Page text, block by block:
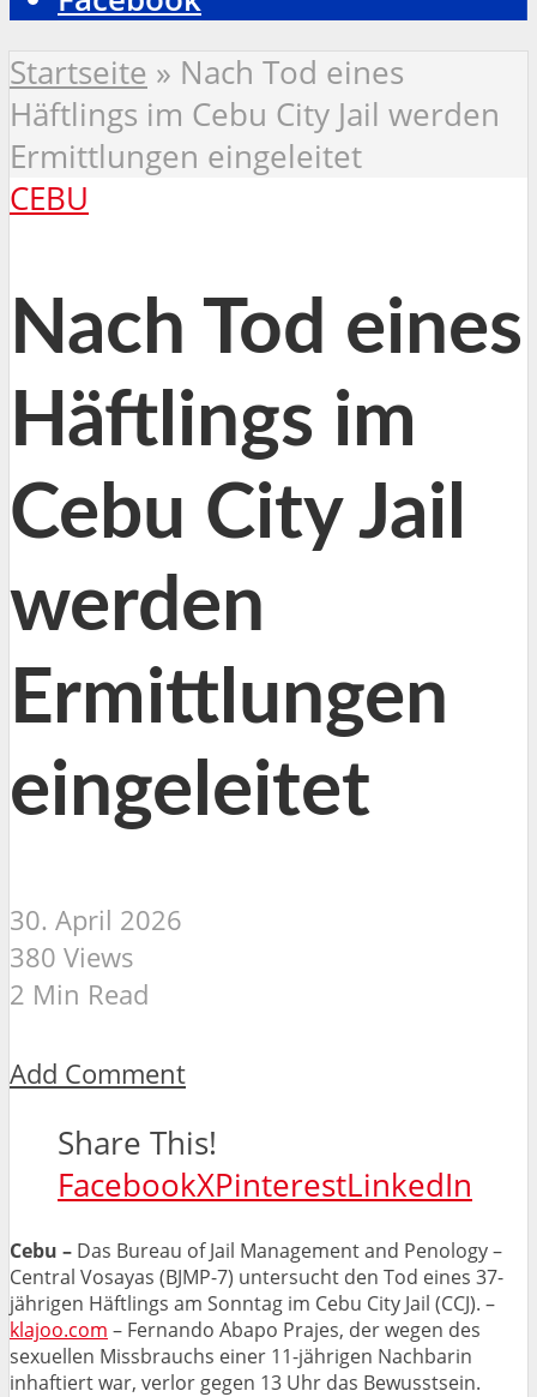
Startseite » Nach Tod eines
Häftlings im Cebu City Jail werden
Ermittlungen eingeleitet
CEBU
Nach Tod eines
Häftlings im
Cebu City Jail
werden
Ermittlungen
eingeleitet
30. April 2026
380 Views
2 Min Read
Add Comment
Share This!
FacebookXPinterestLinkedIn
Cebu – Das Bureau of Jail Management and Penology –
Central Vosayas (BJMP-7) untersucht den Tod eines 37-
jährigen Häftlings am Sonntag im Cebu City Jail (CCJ). –
klajoo.com – Fernando Abapo Prajes, der wegen des
sexuellen Missbrauchs einer 11-jährigen Nachbarin
inhaftiert war, verlor gegen 13 Uhr das Bewusstsein.